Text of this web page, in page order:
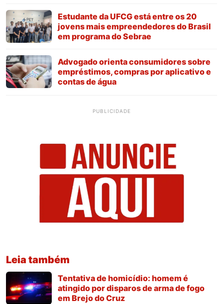
Estudante da UFCG está entre os 20
jovens mais empreendedores do Brasil
em programa do Sebrae
Advogado orienta consumidores sobre
empréstimos, compras por aplicativo e
contas de água
PUBLICIDADE
Leia também
Tentativa de homicídio: homem é
atingido por disparos de arma de fogo
em Brejo do Cruz